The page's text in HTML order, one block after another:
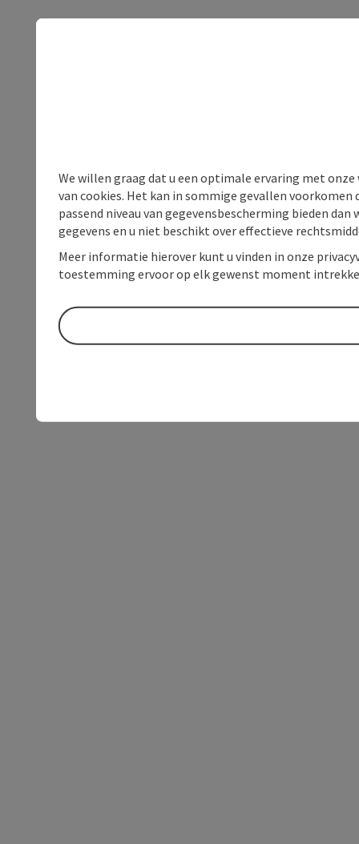
We willen graag dat u een optimale ervaring met
van cookies. Het kan in sommige gevallen voorkomen
passend niveau van gegevensbescherming bieden
gegevens en u niet beschikt over effectieve
Meer informatie hierover kunt u vinden in onze
toestemming ervoor op elk gewenst moment